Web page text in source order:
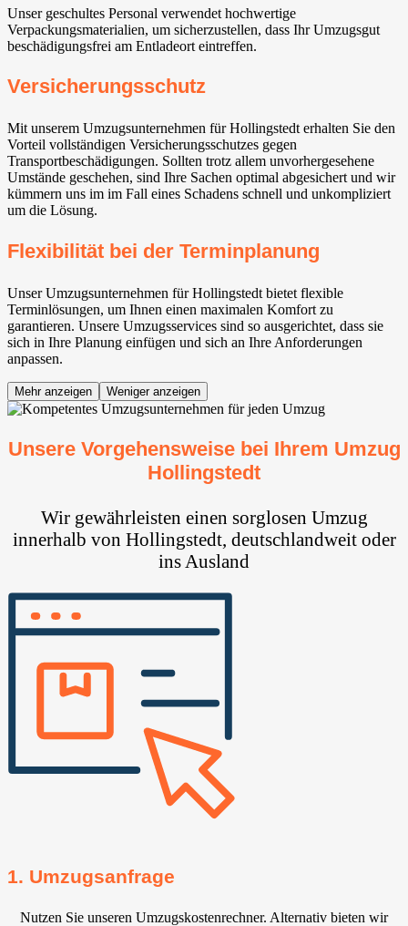
Unser geschultes Personal verwendet hochwertige
Verpackungsmaterialien, um sicherzustellen, dass Ihr Umzugsgut
beschädigungsfrei am Entladeort eintreffen.
Versicherungsschutz
Mit unserem Umzugsunternehmen für Hollingstedt erhalten Sie den
Vorteil vollständigen Versicherungsschutzes gegen
Transportbeschädigungen. Sollten trotz allem unvorhergesehene
Umstände geschehen, sind Ihre Sachen optimal abgesichert und wir
kümmern uns im im Fall eines Schadens schnell und unkompliziert
um die Lösung.
Flexibilität bei der Terminplanung
Unser Umzugsunternehmen für Hollingstedt bietet flexible
Terminlösungen, um Ihnen einen maximalen Komfort zu
garantieren. Unsere Umzugsservices sind so ausgerichtet, dass sie
sich in Ihre Planung einfügen und sich an Ihre Anforderungen
anpassen.
Mehr anzeigen Weniger anzeigen
Unsere Vorgehensweise bei Ihrem Umzug
Hollingstedt
Wir gewährleisten einen sorglosen Umzug
innerhalb von Hollingstedt, deutschlandweit oder
ins Ausland
1. Umzugsanfrage
Nutzen Sie unseren Umzugskostenrechner. Alternativ bieten wir